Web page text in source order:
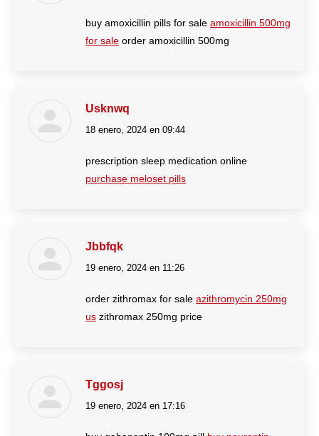
buy amoxicillin pills for sale amoxicillin 500mg
for sale order amoxicillin 500mg
Usknwq
dice:
18 enero, 2024 en 09:44
prescription sleep medication online
purchase meloset pills
Jbbfqk
dice:
19 enero, 2024 en 11:26
order zithromax for sale azithromycin 250mg
us zithromax 250mg price
Tggosj
dice:
19 enero, 2024 en 17:16